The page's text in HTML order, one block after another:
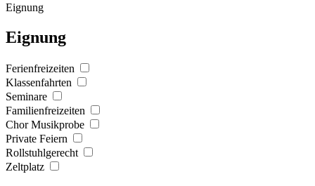
Eignung
Eignung
Ferienfreizeiten
Klassenfahrten
Seminare
Familienfreizeiten
Chor Musikprobe
Private Feiern
Rollstuhlgerecht
Zeltplatz